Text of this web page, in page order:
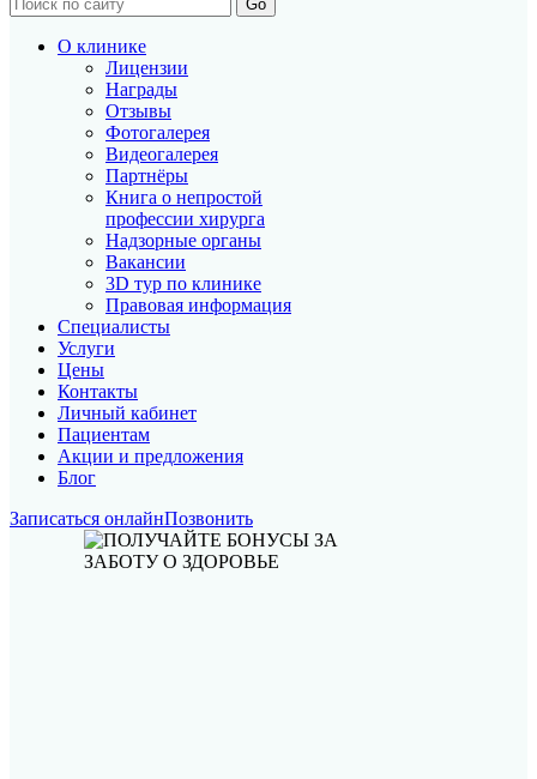
О клинике
Лицензии
Награды
Отзывы
Фотогалерея
Видеогалерея
Партнёры
Книга о непростой
профессии хирурга
Надзорные органы
Вакансии
3D тур по клинике
Правовая информация
Специалисты
Услуги
Цены
Контакты
Личный кабинет
Пациентам
Акции и предложения
Блог
Записаться онлайнПозвонить